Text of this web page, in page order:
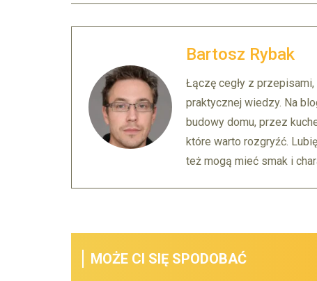
Bartosz Rybak
Łączę cegły z
praktycznej wiedzy. Na
budowy domu, przez
które warto rozgryźć.
też mogą mieć smak i
MOŻE CI SIĘ SPODOBAĆ